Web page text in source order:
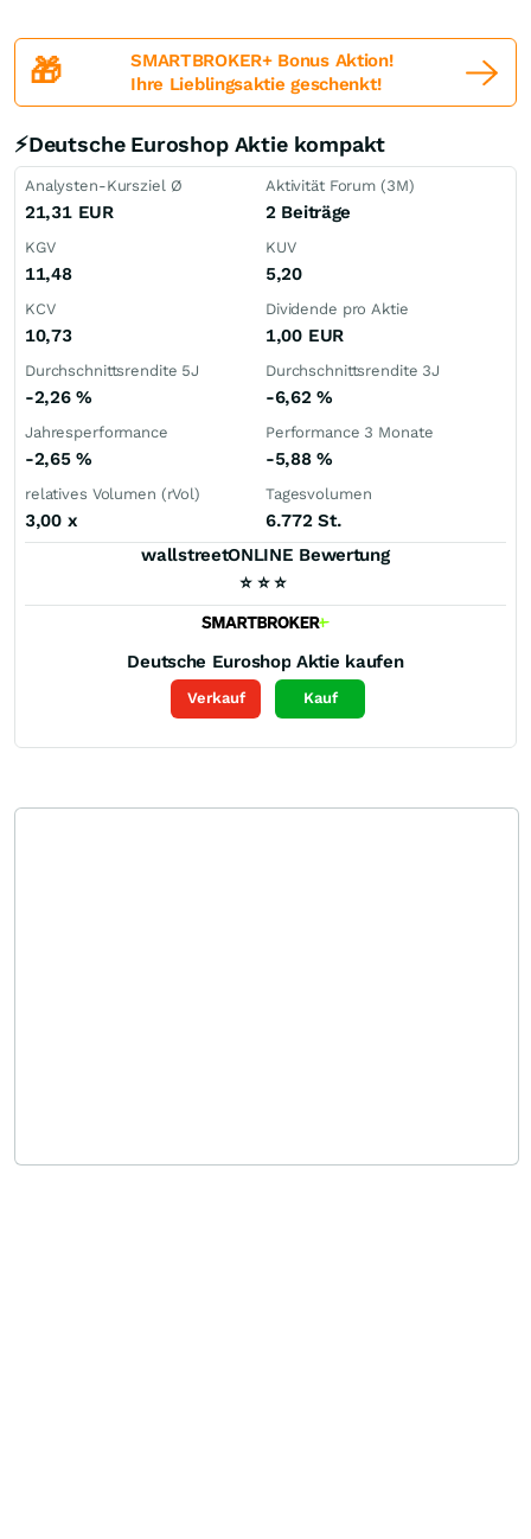
🎁
SMARTBROKER+ Bonus Aktion!
Ihre Lieblingsaktie geschenkt!
⚡Deutsche Euroshop Aktie kompakt
Analysten-Kursziel Ø
21,31 EUR
Aktivität Forum (3M)
2 Beiträge
KGV
11,48
KUV
5,20
KCV
10,73
Dividende pro Aktie
1,00 EUR
Durchschnittsrendite 5J
-2,26%
Durchschnittsrendite 3J
-6,62%
Jahresperformance
-2,65%
Performance 3 Monate
-5,88%
relatives Volumen (rVol)
3,00 x
Tagesvolumen
6.772 St.
wallstreetONLINE Bewertung
⭐ ⭐ ⭐
Deutsche Euroshop Aktie kaufen
Verkauf Kauf